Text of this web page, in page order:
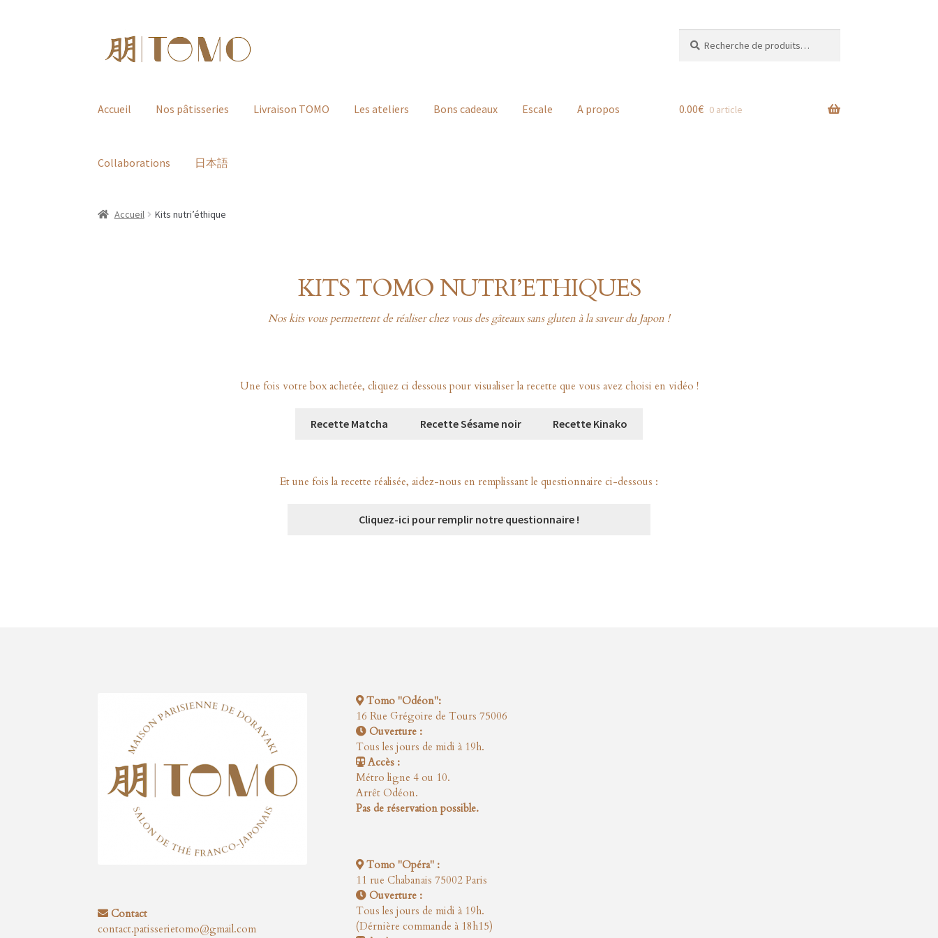
Aller
Aller
au
pour :
Accueil Nos pâtisseries Livraison TOMO Les ateliers Bons cadeaux Escale A propos
Collaborations 日本語
0.00€ 0 article
Accueil Kits nutri’éthique
KITS TOMO NUTRI’ETHIQUES
Nos kits vous permettent de réaliser chez vous des gâteaux sans gluten à la saveur du Japon !
Une fois votre box achetée, cliquez ci dessous pour visualiser la recette que vous avez choisi en vidéo !
Recette Matcha Recette Sésame noir Recette Kinako
Et une fois la recette réalisée, aidez-nous en remplissant le questionnaire ci-dessous :
Cliquez-ici pour remplir notre questionnaire !
Contact
contact.patisserietomo@gmail.com
Tomo "Odéon":
16 Rue Grégoire de Tours 75006
Ouverture :
Tous les jours de midi à 19h.
Accès :
Métro ligne 4 ou 10.
Arrêt Odéon.
Pas de réservation possible.
Tomo "Opéra" :
11 rue Chabanais 75002 Paris
Ouverture :
Tous les jours de midi à 19h.
(Dérnière commande à 18h15)